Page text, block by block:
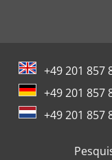
+49 201 857
+49 201 857
+49 201 857